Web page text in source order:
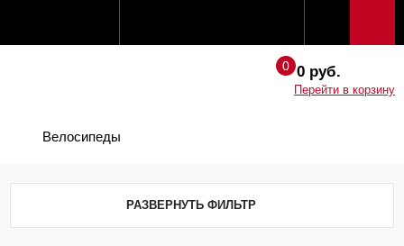
0 руб.
Перейти в корзину
Велосипеды
РАЗВЕРНУТЬ ФИЛЬТР